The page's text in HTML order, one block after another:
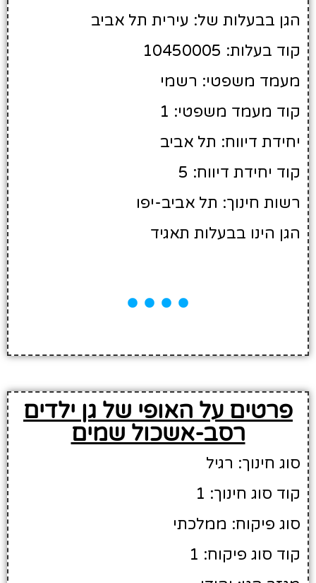
הגן בבעלות של: עירית תל אביב
קוד בעלות: 10450005
מעמד משפטי: רשמי
קוד מעמד משפטי: 1
יחידת דיווח: תל אביב
קוד יחידת דיווח: 5
רשות חינוך: תל אביב-יפו
הגן הינו בבעלות תאגיד
פרטים על האופי של גן ילדים
רסב-אשכול שמים
סוג חינוך: רגיל
קוד סוג חינוך: 1
סוג פיקוח: ממלכתי
קוד סוג פיקוח: 1